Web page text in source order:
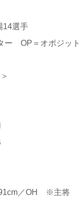
14選手
ー OP＝オポジ
／OH ※主将